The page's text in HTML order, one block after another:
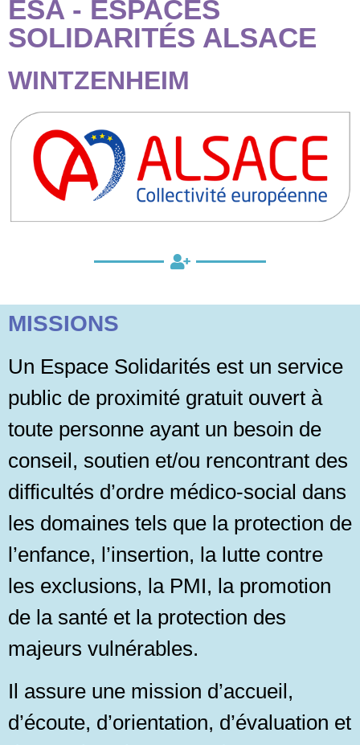
ESA - ESPACES
SOLIDARITÉS ALSACE
WINTZENHEIM
MISSIONS
Un Espace Solidarités est un service
public de proximité gratuit ouvert à
toute personne ayant un besoin de
conseil, soutien et/ou rencontrant des
difficultés d’ordre médico-social dans
les domaines tels que la protection de
l’enfance, l’insertion, la lutte contre
les exclusions, la PMI, la promotion
de la santé et la protection des
majeurs vulnérables.
Il assure une mission d’accueil,
d’écoute, d’orientation, d’évaluation et